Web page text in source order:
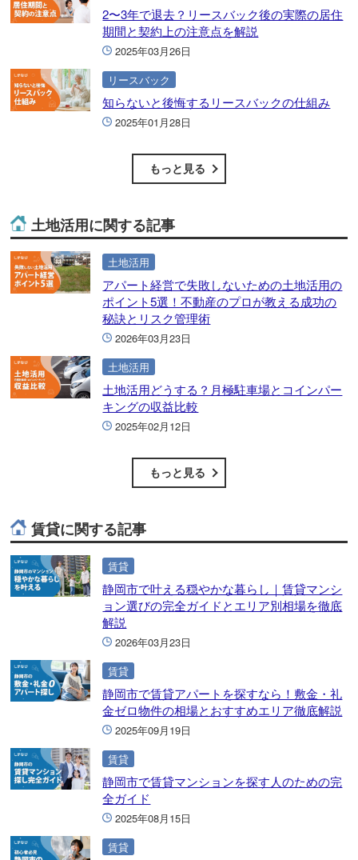
2〜3年で退去？リースバック後の実際の居住
期間と契約上の注意点を解説
2025年03月26日
リースバック
知らないと後悔するリースバックの仕組み
2025年01月28日
もっと見る
土地活用に関する記事
土地活用
アパート経営で失敗しないための土地活用の
ポイント5選！不動産のプロが教える成功の
秘訣とリスク管理術
2026年03月23日
土地活用
土地活用どうする？月極駐車場とコインパー
キングの収益比較
2025年02月12日
もっと見る
賃貸に関する記事
賃貸
静岡市で叶える穏やかな暮らし｜賃貸マンシ
ョン選びの完全ガイドとエリア別相場を徹底
解説
2026年03月23日
賃貸
静岡市で賃貸アパートを探すなら！敷金・礼
金ゼロ物件の相場とおすすめエリア徹底解説
2025年09月19日
賃貸
静岡市で賃貸マンションを探す人のための完
全ガイド
2025年08月15日
賃貸